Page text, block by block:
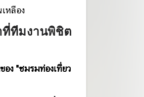
หลือง
ที่ทีมงานพิชิต
อง "ชมรมท่องเที่ยว